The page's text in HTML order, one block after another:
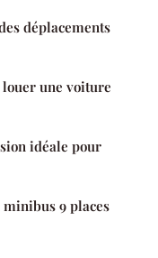
déplacements
une voiture
idéale pour
minibus 9 places